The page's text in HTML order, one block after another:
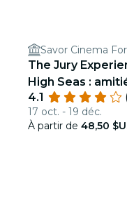
Savor Cinema
The Jury
High Seas :
4.1
17 oct. - 19 déc.
À partir de 48,50